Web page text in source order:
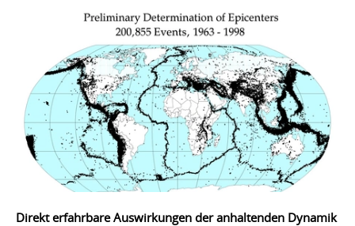
Direkt erfahrbare Auswirkungen der anhaltenden Dynamik